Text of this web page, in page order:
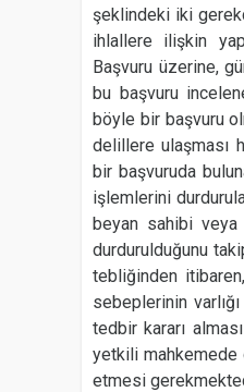
şeklindeki iki
ihlallere ilişkin
Başvuru üzerine,
bu başvuru
böyle bir başvuru
delillere ulaşması
bir başvuruda
işlemlerini
beyan sahibi veya
durdurulduğunu
tebliğinden
sebeplerinin
tedbir kararı
yetkili mahkemede
etmesi